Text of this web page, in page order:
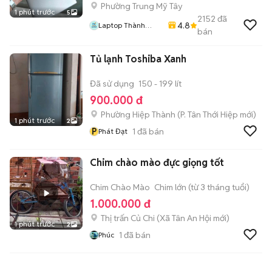
1 phút trước 5
Phường Trung Mỹ Tây
Laptop Thành
4.8
2152 đã
bán
1 phút trước 2
Tủ lạnh Toshiba Xanh
Đã sử dụng 150 - 199 lít
900.000 đ
Phường Hiệp Thành (P. Tân Thới Hiệp mới)
P Phát Đạt 1 đã bán
1 phút trước 2
Chim chào mào đực giọng tốt
Chim Chào Mào Chim lớn (từ 3 tháng tuổi)
1.000.000 đ
Thị trấn Củ Chi (Xã Tân An Hội mới)
Phúc 1 đã bán